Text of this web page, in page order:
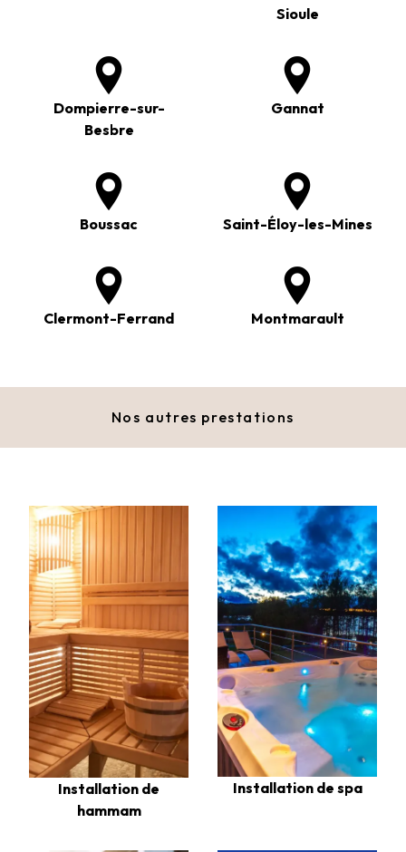
Sioule
Dompierre-sur-
Besbre
Gannat
Boussac Saint-Éloy-les-Mines
Clermont-Ferrand Montmarault
Nos autres prestations
Installation de
hammam
Installation de spa